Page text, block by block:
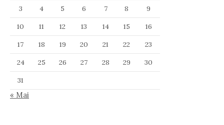
3
4 5 6 7 8
9
10
11 12 13 14 15
16
17
18 19 20 21 22
23
24
25 26 27 28 29
30
31
« Mai